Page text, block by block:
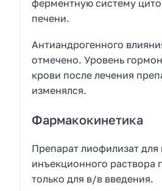
ферментную систему
печени.
Антиандрогенного
отмечено. Уровень
крови после лечения
изменялся.
Фармакокинетика
Препарат лиофилизат для
инъекционного раствора
только для в/в введения.